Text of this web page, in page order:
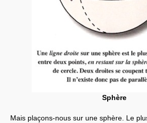
Sphère
Mais plaçons-nous sur une sphère. Le